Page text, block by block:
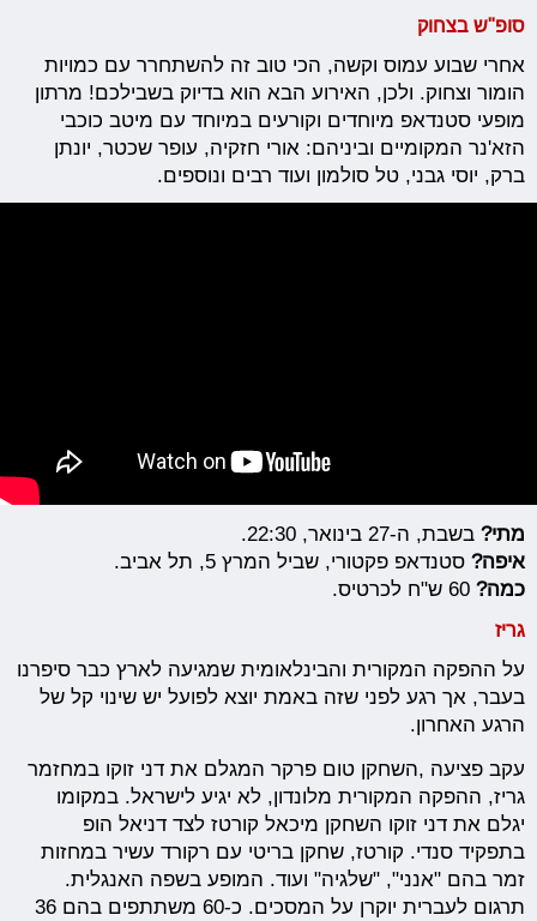
סופ"ש בצחוק
אחרי שבוע עמוס וקשה, הכי טוב זה להשתחרר עם כמויות
הומור וצחוק. ולכן, האירוע הבא הוא בדיוק בשבילכם! מרתון
מופעי סטנדאפ מיוחדים וקורעים במיוחד עם מיטב כוכבי
הזא'נר המקומיים וביניהם: אורי חזקיה, עופר שכטר, יונתן
ברק, יוסי גבני, טל סולמון ועוד רבים ונוספים.
מתי? בשבת, ה-27 בינואר, 22:30.
איפה? סטנדאפ פקטורי, שביל המרץ 5, תל אביב.
כמה? 60 ש"ח לכרטיס.
גריז
על ההפקה המקורית והבינלאומית שמגיעה לארץ כבר סיפרנו
בעבר, אך רגע לפני שזה באמת יוצא לפועל יש שינוי קל של
הרגע האחרון.
עקב פציעה ,השחקן טום פרקר המגלם את דני זוקו במחזמר
גריז, ההפקה המקורית מלונדון, לא יגיע לישראל. במקומו
יגלם את דני זוקו השחקן מיכאל קורטז לצד דניאל הופ
בתפקיד סנדי. קורטז, שחקן בריטי עם רקורד עשיר במחזות
זמר בהם "אנני", "שלגיה" ועוד. המופע בשפה האנגלית.
תרגום לעברית יוקרן על המסכים.
כ-60 משתתפים בהם 36